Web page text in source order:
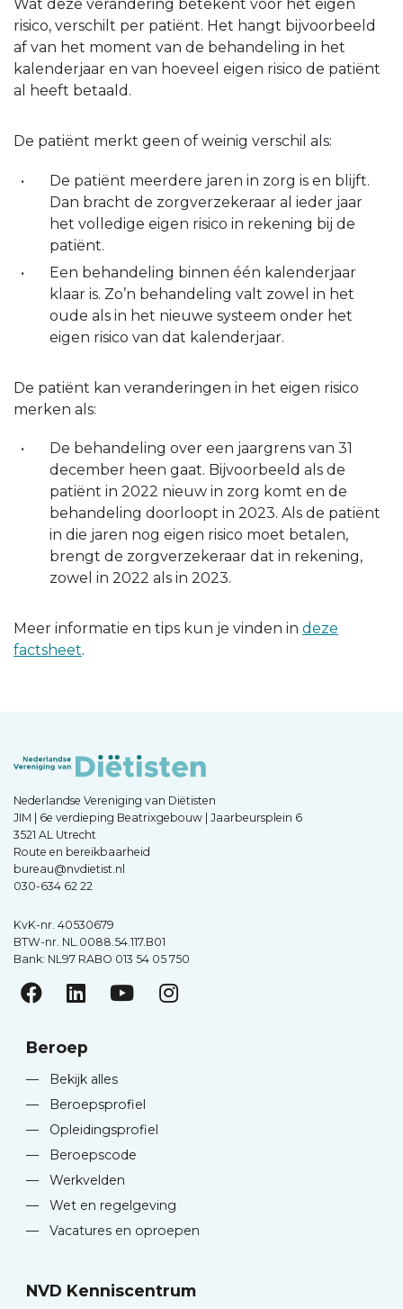
Wat deze verandering betekent voor het eigen
risico, verschilt per patiënt. Het hangt bijvoorbeeld
af van het moment van de behandeling in het
kalenderjaar en van hoeveel eigen risico de patiënt
al heeft betaald.
De patiënt merkt geen of weinig verschil als:
De patiënt meerdere jaren in zorg is en blijft.
Dan bracht de zorgverzekeraar al ieder jaar
het volledige eigen risico in rekening bij de
patiënt.
Een behandeling binnen één kalenderjaar
klaar is. Zo’n behandeling valt zowel in het
oude als in het nieuwe systeem onder het
eigen risico van dat kalenderjaar.
De patiënt kan veranderingen in het eigen risico
merken als:
De behandeling over een jaargrens van 31
december heen gaat. Bijvoorbeeld als de
patiënt in 2022 nieuw in zorg komt en de
behandeling doorloopt in 2023. Als de patiënt
in die jaren nog eigen risico moet betalen,
brengt de zorgverzekeraar dat in rekening,
zowel in 2022 als in 2023.
Meer informatie en tips kun je vinden in deze
factsheet.
Nederlandse Vereniging van Diëtisten
JIM | 6e verdieping Beatrixgebouw | Jaarbeursplein 6
3521 AL Utrecht
Route en bereikbaarheid
bureau@nvdietist.nl
030-634 62 22
KvK-nr. 40530679
BTW-nr. NL.0088.54.117.B01
Bank: NL97 RABO 013 54 05 750
Beroep
—
Bekijk alles
—
Beroepsprofiel
—
Opleidingsprofiel
—
Beroepscode
—
Werkvelden
—
Wet en regelgeving
—
Vacatures en oproepen
NVD Kenniscentrum